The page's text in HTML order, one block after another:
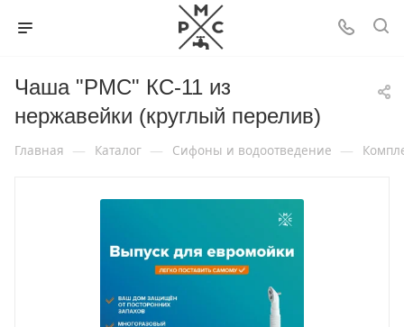
Чаша "РМС" КС-11 из
нержавейки (круглый перелив)
Главная — Каталог — Сифоны и водоотведение —